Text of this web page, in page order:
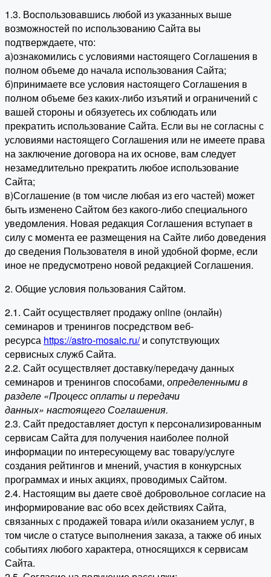
1.3. Воспользовавшись любой из указанных выше
возможностей по использованию Сайта вы
подтверждаете, что:
а)ознакомились с условиями настоящего Соглашения в
полном объеме до начала использования Сайта;
б)принимаете все условия настоящего Соглашения в
полном объеме без каких-либо изъятий и ограничений с
вашей стороны и обязуетесь их соблюдать или
прекратить использование Сайта. Если вы не согласны с
условиями настоящего Соглашения или не имеете права
на заключение договора на их основе, вам следует
незамедлительно прекратить любое использование
Сайта;
в)Соглашение (в том числе любая из его частей) может
быть изменено Сайтом без какого-либо специального
уведомления. Новая редакция Соглашения вступает в
силу с момента ее размещения на Сайте либо доведения
до сведения Пользователя в иной удобной форме, если
иное не предусмотрено новой редакцией Соглашения.
2. Общие условия пользования Сайтом.
2.1. Сайт осуществляет продажу online (онлайн)
семинаров и тренингов посредством веб-
ресурса https://astro-mosaic.ru/и сопутствующих
сервисных служб Сайта.
2.2. Сайт осуществляет доставку/передачу данных
семинаров и тренингов способами, определенными в
разделе «Процесс оплаты и передачи
данных» настоящего Соглашения.
2.3. Сайт предоставляет доступ к персонализированным
сервисам Сайта для получения наиболее полной
информации по интересующему вас товару/услуге
создания рейтингов и мнений, участия в конкурсных
программах и иных акциях, проводимых Сайтом.
2.4. Настоящим вы даете своё добровольное согласие на
информирование вас обо всех действиях Сайта,
связанных с продажей товара и/или оказанием услуг, в
том числе о статусе выполнения заказа, а также об иных
событиях любого характера, относящихся к сервисам
Сайта.